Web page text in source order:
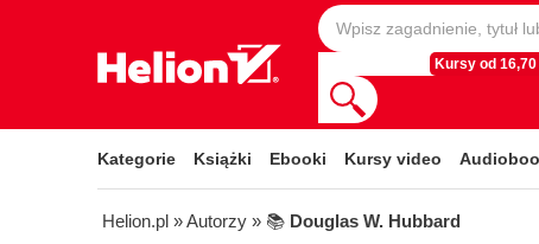
Kursy od 16,70
Kategorie Książki Ebooki Kursy video
Helion.pl » Autorzy » 📚 Douglas W. Hubbard